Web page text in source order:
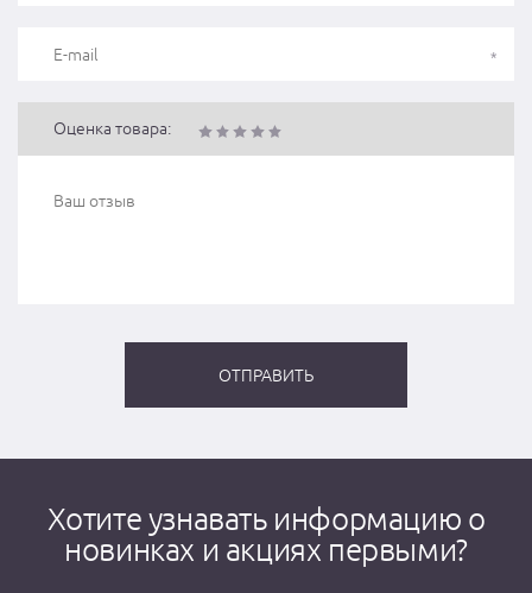
Оценка товара:
Хотите узнавать информацию о
новинках и акциях первыми?